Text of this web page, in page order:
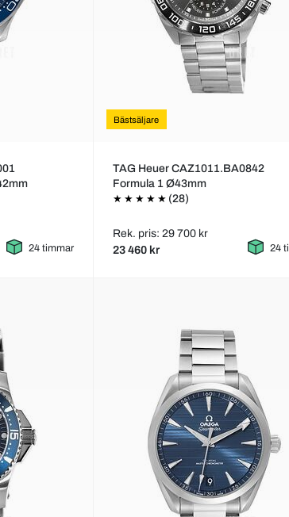
24 timmar
Bästsäljare
TAG Heuer CAZ1011.BA0842
Formula 1 Ø43mm
(28)
Rek. pris: 29 700 kr
23 460 kr 24